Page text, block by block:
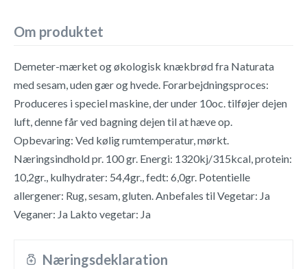
Om produktet
Demeter-mærket og økologisk knækbrød fra Naturata
med sesam, uden gær og hvede. Forarbejdningsproces:
Produceres i speciel maskine, der under 10oc. tilføjer dejen
luft, denne får ved bagning dejen til at hæve op.
Opbevaring: Ved kølig rumtemperatur, mørkt.
Næringsindhold pr. 100 gr. Energi: 1320kj/315kcal, protein:
10,2gr., kulhydrater: 54,4gr., fedt: 6,0gr. Potentielle
allergener: Rug, sesam, gluten. Anbefales til Vegetar: Ja
Veganer: Ja Lakto vegetar: Ja
Næringsdeklaration